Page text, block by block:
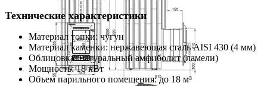
Технические характеристики
Материал топки: чугун
Материал каменки: нержавеющая сталь AISI 430 (4 мм)
Облицовка: натуральный амфиболит (ламели)
Мощность: 18 кВт
Объем парильного помещения: до 18 м³